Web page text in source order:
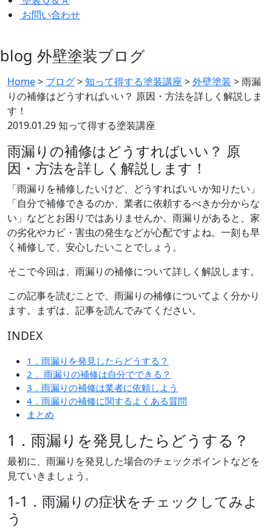
お問い合わせ
blog 外壁塗装ブログ
Home> ブログ>知って得する塗装講座 >外壁塗装 >雨漏
りの補修はどうすればいい？ 原因・方法を詳しく解説しま
す！
2019.01.29知って得する塗装講座
雨漏りの補修はどうすればいい？ 原
因・方法を詳しく解説します！
「雨漏りを補修したいけど、どうすればいいか知りたい」
「自分で補修できるのか、業者に依頼するべきか分からな
い」などとお困りではありませんか。雨漏りがあると、家
の劣化やカビ・害虫の発生などが心配ですよね。一刻も早
く補修して、安心したいことでしょう。
そこで今回は、雨漏りの補修について詳しく解説します。
この記事を読むことで、雨漏りの補修についてよく分かり
ます。まずは、記事を読んでみてください。
INDEX
1．雨漏りを発見したらどうする？
2． 雨漏りの補修は自分でできる？
3．雨漏りの補修は業者に依頼しよう
4．雨漏りの補修に関するよくある質問
まとめ
1．雨漏りを発見したらどうする？
最初に、雨漏りを発見した場合のチェックポイントなどを
見ていきましょう。
1-1．雨漏りの症状をチェックしてみよ
う